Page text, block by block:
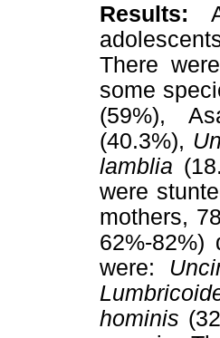
Results:
There
some
(59%),
(40.3%),
lamblia
were
mothers,
62%-82%)
were:
hominis